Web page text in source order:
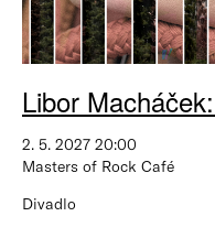
Libor
2. 5. 2027 20:00
Masters of Rock Café
Divadlo